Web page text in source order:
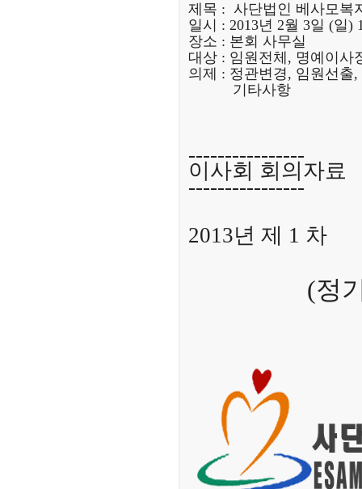
제목 : 사단법인 베사모복
일시 : 2013년 2월 3일 (일)
장소 : 본회 사무실
대상 : 임원전체, 명예이사
의제 : 정관변경, 임원선출
기타사항
----------------
이사회 회의자료
----------------
2013년 제 1 차
(정